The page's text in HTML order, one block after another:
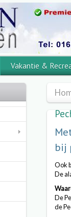
Vakantie &
bij
Ook
De
De
de